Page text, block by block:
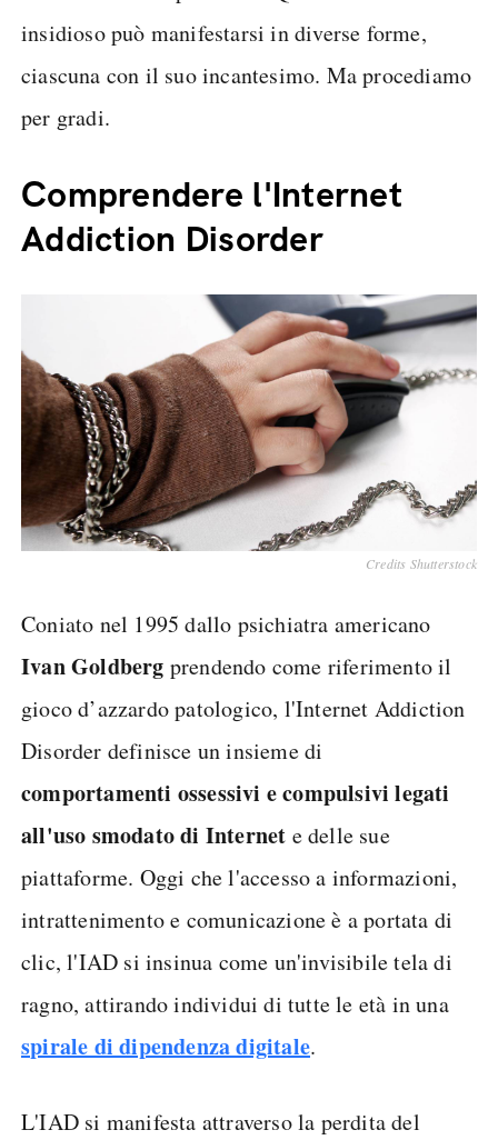
insidioso può manifestarsi in diverse forme,
ciascuna con il suo incantesimo. Ma procediamo
per gradi.
Comprendere l'Internet
Addiction Disorder
Credits Shutterstock
Coniato nel 1995 dallo psichiatra americano
Ivan Goldberg prendendo come riferimento il
gioco d’azzardo patologico, l'Internet Addiction
Disorder definisce un insieme di
comportamenti ossessivi e compulsivilegati
all'uso smodato di Internet e delle sue
piattaforme. Oggi che l'accesso a informazioni,
intrattenimento e comunicazione è a portata di
clic, l'IAD si insinua come un'invisibile tela di
ragno, attirando individui di tutte le età in una
spirale di dipendenza digitale.
L'IAD si manifesta attraverso la perdita del